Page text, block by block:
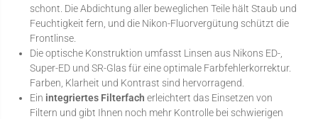
schont. Die Abdichtung aller beweglichen Teile hält Staub und
Feuchtigkeit fern, und die Nikon-Fluorvergütung schützt die
Frontlinse.
Die optische Konstruktion umfasst Linsen aus Nikons ED-,
Super-ED und SR-Glas für eine optimale Farbfehlerkorrektur.
Farben, Klarheit und Kontrast sind hervorragend.
Ein integriertes Filterfach erleichtert das Einsetzen von
Filtern und gibt Ihnen noch mehr Kontrolle bei schwierigen